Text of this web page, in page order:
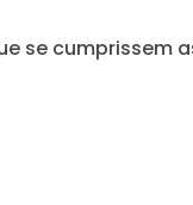
se cumprissem